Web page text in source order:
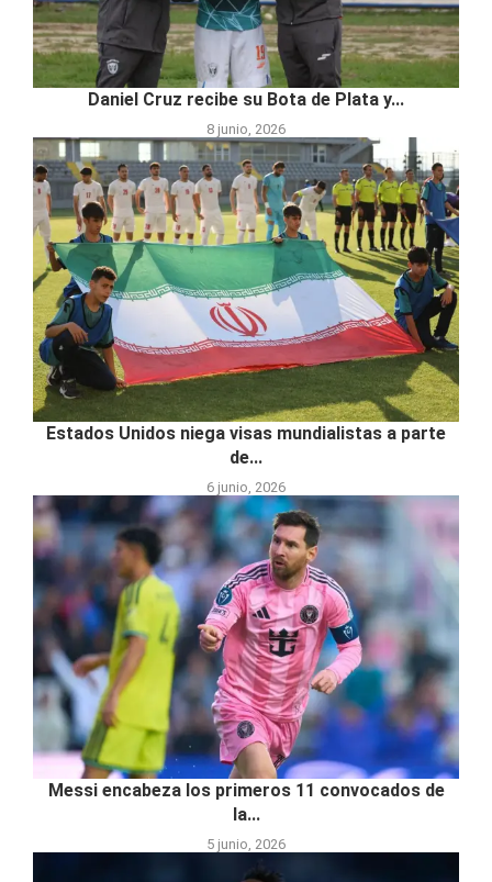
Daniel Cruz recibe su Bota de Plata y...
8 junio, 2026
Estados Unidos niega visas mundialistas a parte
de...
6 junio, 2026
Messi encabeza los primeros 11 convocados de
la...
5 junio, 2026